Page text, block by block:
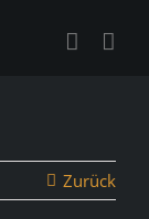
Zurück